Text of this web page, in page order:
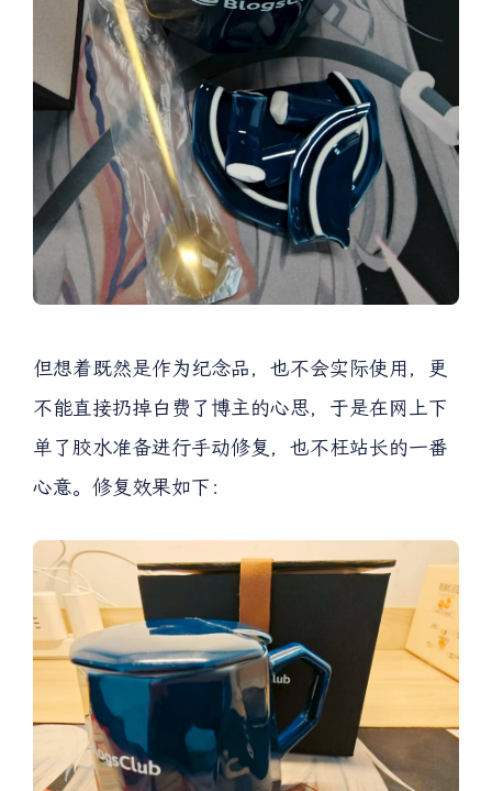
但想着既然是作为纪念品，也不会实际使用，更
不能直接扔掉白费了博主的心思，于是在网上下
单了胶水准备进行手动修复，也不枉站长的一番
心意。修复效果如下：